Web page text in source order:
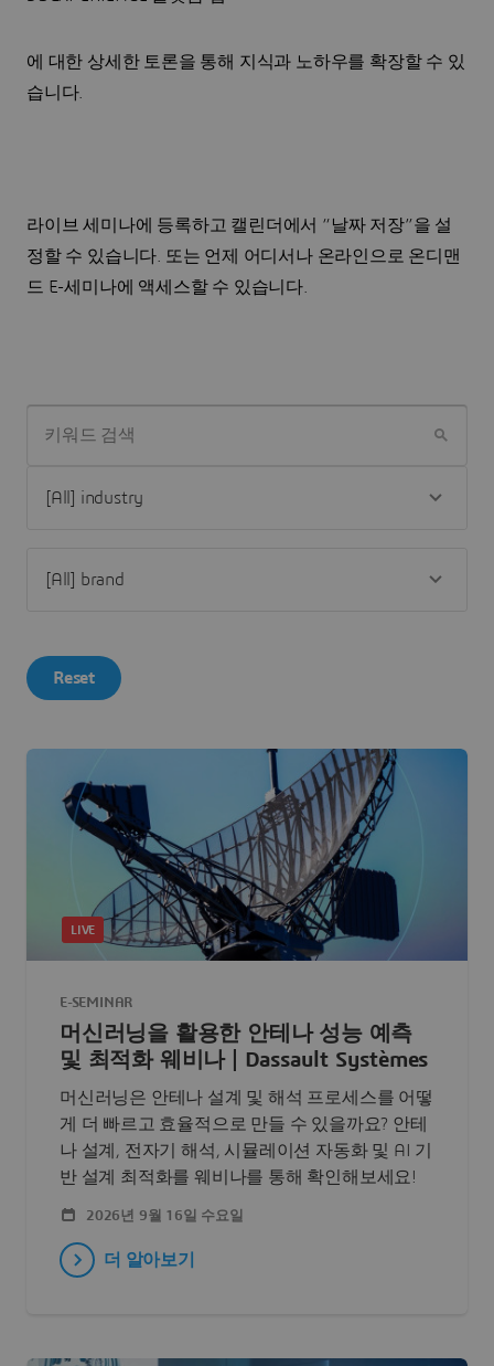
에 대한 상세한 토론을 통해 지식과 노하우를 확장할 수 있
습니다.
라이브 세미나에 등록하고 캘린더에서 “날짜 저장”을 설
정할 수 있습니다. 또는 언제 어디서나 온라인으로 온디맨
드 E-세미나에 액세스할 수 있습니다.
키워드 검색
Reset
LIVE
E-SEMINAR
머신러닝을 활용한 안테나 성능 예측
및 최적화 웨비나 | Dassault Systèmes
머신러닝은 안테나 설계 및 해석 프로세스를 어떻
게 더 빠르고 효율적으로 만들 수 있을까요? 안테
나 설계, 전자기 해석, 시뮬레이션 자동화 및 AI 기
반 설계 최적화를 웨비나를 통해 확인해보세요!
2026년 9월 16일 수요일
더 알아보기